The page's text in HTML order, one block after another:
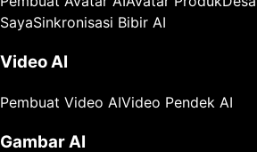
SayaSinkronisasi Bibir AI
Video AI
Pembuat Video AIVideo Pendek AI
Gambar AI